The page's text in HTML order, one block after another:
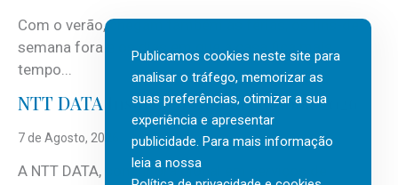
Com o verão, chegam também as férias, os fins-de-
semana fora e os dias em que a casa fica mais
tempo...
NTT DATA Insurtech Global Outlook 2026
7 de Agosto, 2026
A NTT DATA, consultora global em serviços de
Publicamos cookies neste site para
analisar o tráfego, memorizar as
suas preferências, otimizar a sua
experiência e apresentar
publicidade. Para mais informação
leia a nossa